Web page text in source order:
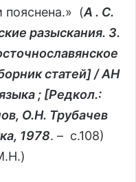
пояснена.» (А . С.
разыскания. 3.
статей] / АН
; [Редкол.:
О.Н. Трубачев
1978. – с.108)